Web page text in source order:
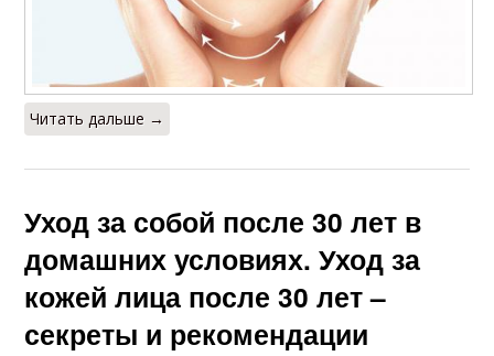
Читать дальше →
Уход за собой после 30 лет в
домашних условиях. Уход за
кожей лица после 30 лет –
секреты и рекомендации